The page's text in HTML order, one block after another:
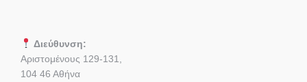
Διεύθυνση:
Αριστομένους 129-131,
104 46 Αθήνα